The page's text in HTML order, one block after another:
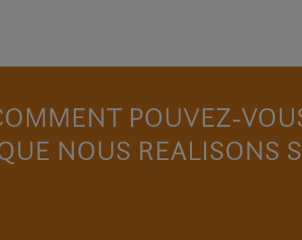
POUVEZ-
NOUS REALISONS